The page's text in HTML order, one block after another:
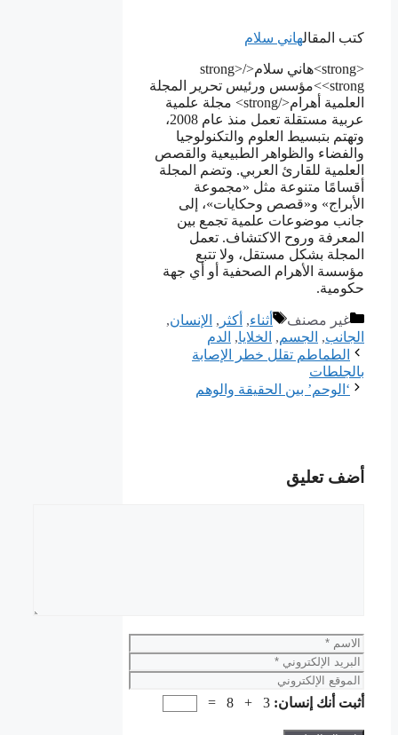
كتب المقالهاني سلام
<strong>هاني سلام</strong>
<strong>مؤسس ورئيس تحرير المجلة
العلمية أهرام</strong> مجلة علمية
عربية مستقلة تعمل منذ عام 2008،
وتهتم بتبسيط العلوم والتكنولوجيا
والفضاء والظواهر الطبيعية والقصص
العلمية للقارئ العربي. وتضم المجلة
أقسامًا متنوعة مثل «مجموعة
الأبراج» و«قصص وحكايات»، إلى
جانب موضوعات علمية تجمع بين
المعرفة وروح الاكتشاف. تعمل
المجلة بشكل مستقل، ولا تتبع
مؤسسة الأهرام الصحفية أو أي جهة
حكومية.
التصنيفات
غير مصنف الوسوم
أثناء, أكثر , الإنسان,
الجانب, الجسم, الخلايا, الدم
الطماطم تقلل خطر الإصابة
بالجلطات
‘الوحم’ بين الحقيقة والوهم
أضف تعليق
الاسم
البريد
الإلكتروني
الموقع
الإلكتروني
أثبت أنك إنسان: 3 + 8 =